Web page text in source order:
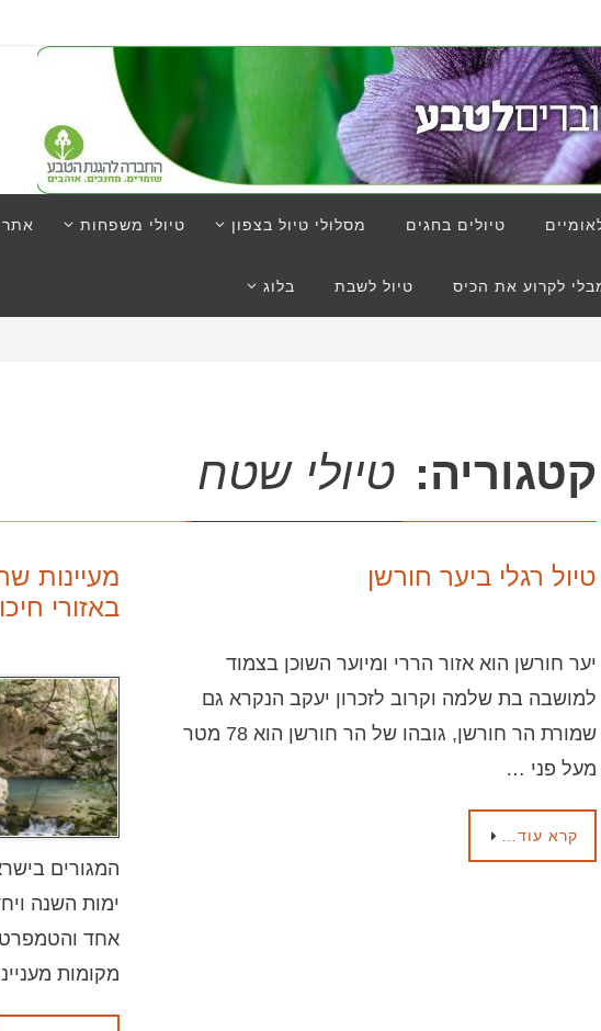
טיולים בחגים מסלולי טיול בצפון טיולי משפחות
לקרוע את הכיס טיול לשבת בלוג
קטגוריה: טיולי שטח
טיול רגלי ביער חורשן
יער חורשן הוא אזור הררי ומיוער השוכן בצמוד
למושבה בת שלמה וקרוב לזכרון יעקב הנקרא גם
שמורת הר חורשן, גובהו של הר חורשן הוא 78 מטר
מעל פני …
קרא עוד…
מעיינות
באזורי
המגורים
ימות השנה
אחד
מקומות